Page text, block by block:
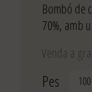
Bombó de
70%, amb
Venda a
Pes